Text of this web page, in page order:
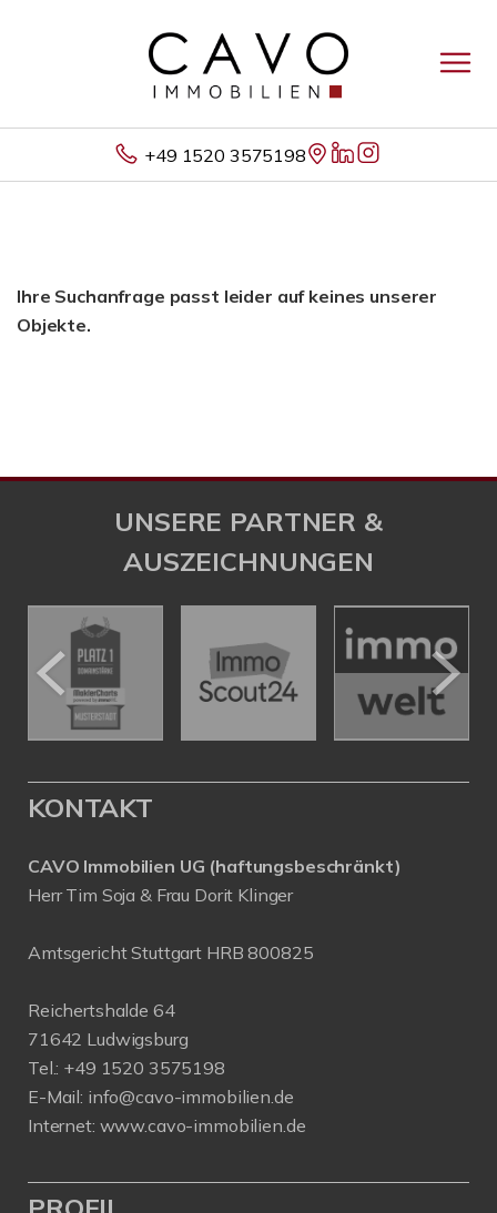
+49 1520 3575198
Ihre Suchanfrage passt leider auf keines unserer
Objekte.
UNSERE PARTNER &
AUSZEICHNUNGEN
KONTAKT
CAVO Immobilien UG (haftungsbeschränkt)
Herr Tim Soja & Frau Dorit Klinger
Amtsgericht Stuttgart HRB 800825
Reichertshalde 64
71642 Ludwigsburg
Tel.: +49 1520 3575198
E-Mail: info@cavo-immobilien.de
Internet: www.cavo-immobilien.de